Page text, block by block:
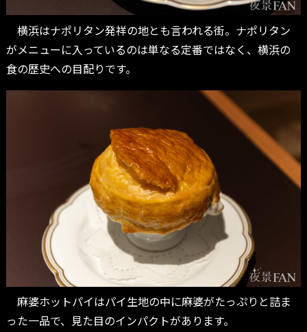
横浜はナポリタン発祥の地とも言われる街。ナポリタン
がメニューに入っているのは単なる定番ではなく、横浜の
食の歴史への目配りです。
麻婆ホットパイはパイ生地の中に麻婆がたっぷりと詰ま
った一品で、見た目のインパクトがあります。